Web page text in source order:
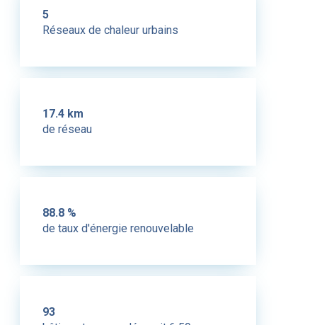
5
Réseaux de chaleur urbains
17.4 km
de réseau
88.8 %
de taux d'énergie renouvelable
93